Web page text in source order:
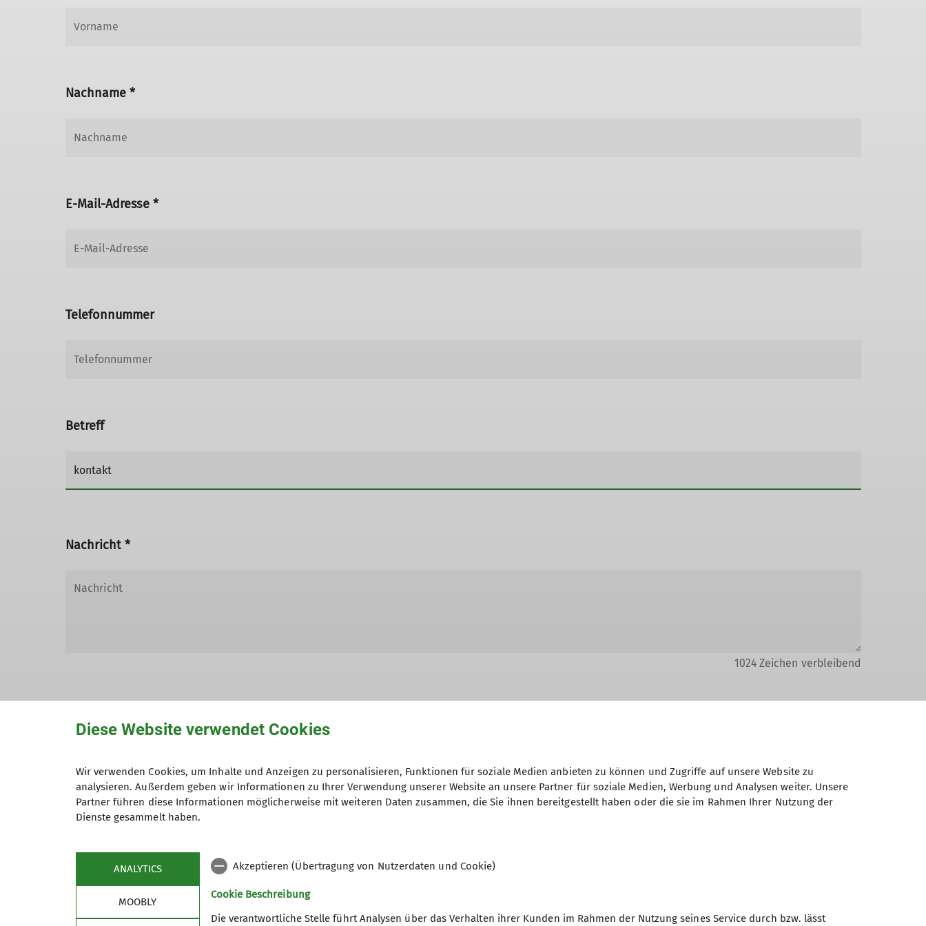
Nachname *
E-Mail-Adresse *
Telefonnummer
Betreff
Nachricht *
1024Zeichen verbleibend
Hiermit bestätige ich die Kenntnisnahme der Datenschutzerklärung *
Hiermit erkläre ich mich einverstanden, dass meine in das Kontaktformular eingegebenen Daten elektronisch gesichert und zum
Zweck der Kontaktaufnahme verarbeitet und genutzt werden. Mir ist bekannt, dass ich meine Einwilligung jederzeit wiederrufen kann.
Mit (*) markierte Felder sind Pflichtfelder
Diese Website verwendet Cookies
Wir verwenden Cookies, um Inhalte und Anzeigen zu personalisieren, Funktionen für soziale Medien anbieten zu können und Zugriffe auf unsere Website zu
analysieren. Außerdem geben wir Informationen zu Ihrer Verwendung unserer Website an unsere Partner für soziale Medien, Werbung und Analysen weiter. Unsere
Partner führen diese Informationen möglicherweise mit weiteren Daten zusammen, die Sie ihnen bereitgestellt haben oder die sie im Rahmen Ihrer Nutzung der
Dienste gesammelt haben.
ANALYTICS
MOOBLY
Akzeptieren (Übertragung von Nutzerdaten und Cookie)
Cookie Beschreibung
Die verantwortliche Stelle führt Analysen über das Verhalten ihrer Kunden im Rahmen der Nutzung seines Service durch bzw. lässt